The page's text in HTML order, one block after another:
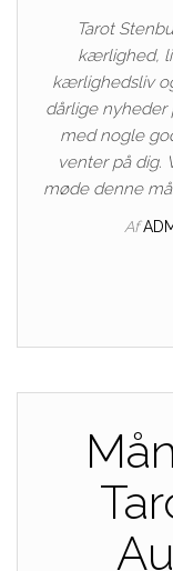
Tarot
kærlighed,
kærlighedsliv
dårlige nyheder
med nogle
venter på dig.
møde denne
Af